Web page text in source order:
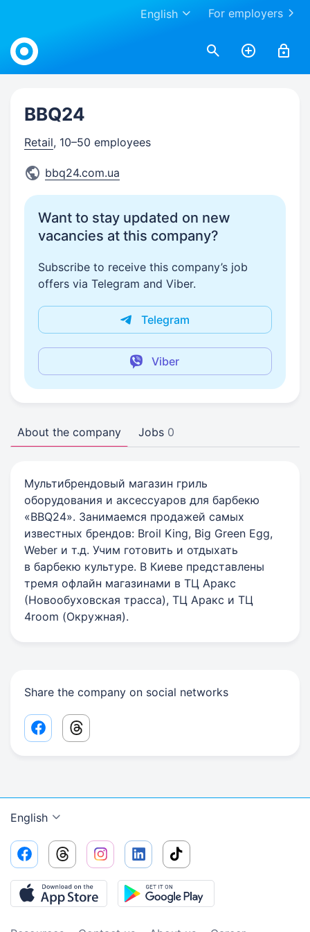
For employers
English
Work.ua
BBQ24
Retail, 10–50 employees
bbq24.com.ua
Want to stay updated on new
vacancies at this company?
Subscribe to receive this company’s job
offers via Telegram and Viber.
Telegram
Viber
About the company Jobs 0
Мультибрендовый магазин гриль
оборудования и аксессуаров для барбекю
«BBQ24». Занимаемся продажей самых
известных брендов: Broil King, Big Green Egg,
Weber и т.д. Учим готовить и отдыхать
в барбекю культуре. В Киеве представлены
тремя офлайн магазинами в ТЦ Аракс
(Новообуховская трасса), ТЦ Аракс и ТЦ
4room (Окружная).
Share the company on social networks
Facebook share link
Threads share link
English